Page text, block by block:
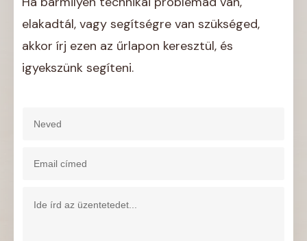
elakadtál, vagy segítségre van szükséged,
akkor írj ezen az űrlapon keresztül, és
igyekszünk segíteni.